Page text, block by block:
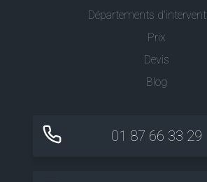
Départements
Prix
Devis
Blog
01 87 66 33 29